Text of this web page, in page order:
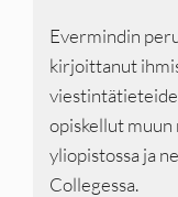
Evermindin
kirjoittanut
opiskellut muun
yliopistossa ja
Collegessa.